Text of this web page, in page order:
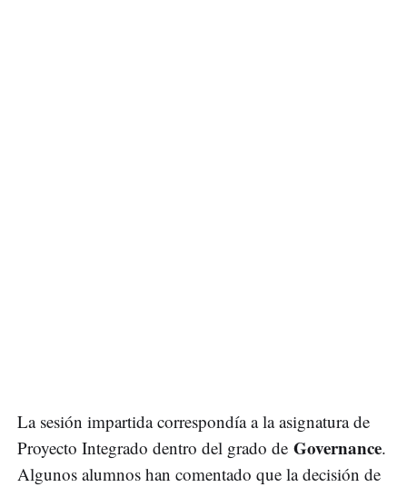
La sesión impartida correspondía a la asignatura de
Proyecto Integrado dentro del grado de Governance.
Algunos alumnos han comentado que la decisión de